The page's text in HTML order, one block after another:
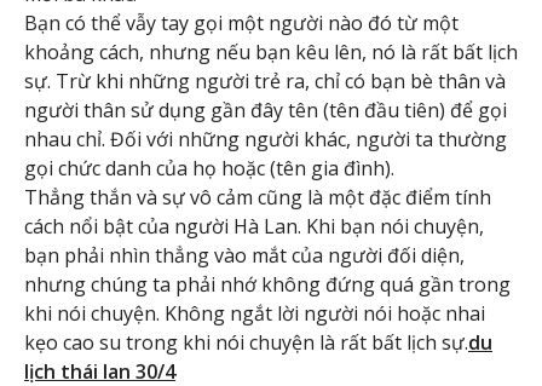
Bạn có thể vẫy tay gọi một người nào đó từ một
khoảng cách, nhưng nếu bạn kêu lên, nó là rất bất lịch
sự. Trừ khi những người trẻ ra, chỉ có bạn bè thân và
người thân sử dụng gần đây tên (tên đầu tiên) để gọi
nhau chỉ. Đối với những người khác, người ta thường
gọi chức danh của họ hoặc (tên gia đình).
Thẳng thắn và sự vô cảm cũng là một đặc điểm tính
cách nổi bật của người Hà Lan. Khi bạn nói chuyện,
bạn phải nhìn thẳng vào mắt của người đối diện,
nhưng chúng ta phải nhớ không đứng quá gần trong
khi nói chuyện. Không ngắt lời người nói hoặc nhai
kẹo cao su trong khi nói chuyện là rất bất lịch sự.du
lịch thái lan 30/4